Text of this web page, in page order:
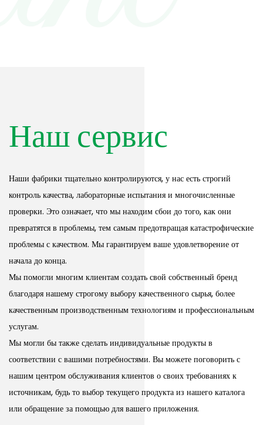
Наш сервис
Наши фабрики тщательно контролируются, у нас есть строгий
контроль качества, лабораторные испытания и многочисленные
проверки. Это означает, что мы находим сбои до того, как они
превратятся в проблемы, тем самым предотвращая катастрофические
проблемы с качеством. Мы гарантируем ваше удовлетворение от
начала до конца.
Мы помогли многим клиентам создать свой собственный бренд
благодаря нашему строгому выбору качественного сырья, более
качественным производственным технологиям и профессиональным
услугам.
Мы могли бы также сделать индивидуальные продукты в
соответствии с вашими потребностями. Вы можете поговорить с
нашим центром обслуживания клиентов о своих требованиях к
источникам, будь то выбор текущего продукта из нашего каталога
или обращение за помощью для вашего приложения.